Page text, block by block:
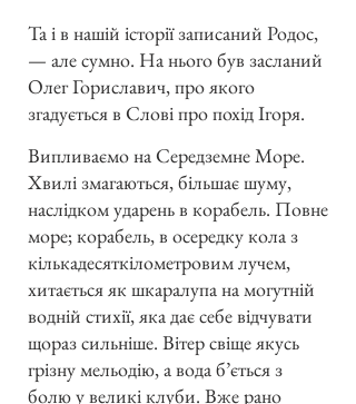
Та і в нашій історії записаний Родос,
— але сумно. На нього був засланий
Олег Гориславич, про якого
згадується в Слові про похід Ігоря.
Випливаємо на Середземне Море.
Хвилі змагаються, більшає шуму,
наслідком ударень в корабель. Повне
море; корабель, в осередку кола з
кількадесяткілометровим лучем,
хитається як шкаралупа на могутній
водній стихії, яка дає себе відчувати
щораз сильніше. Вітер свіще якусь
грізну мельодію, а вода б’ється з
болю у великі клуби. Вже рано